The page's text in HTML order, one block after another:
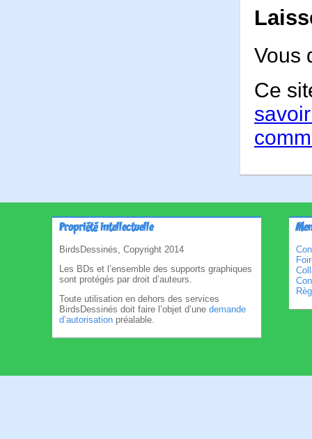
Vous
Ce
Propriété intellectuelle
BirdsDessinés, Copyright 2014
Les BDs et l’ensemble des supports graphiques
sont protégés par droit d’auteurs.
Toute utilisation en dehors des services
BirdsDessinés doit faire l’objet d’une demande
d’autorisation préalable.